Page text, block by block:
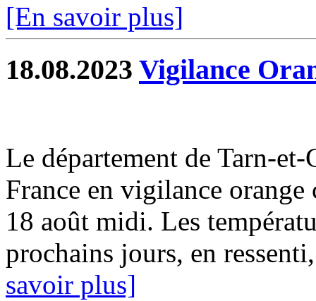
[En savoir plus]
18.08.2023 Vigilance
Le département de Tarn-
France en vigilance
18 août midi. Les
prochains jours, en
savoir plus]